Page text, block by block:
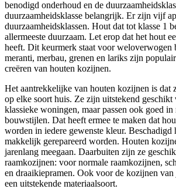
benodigd onderhoud en de
duurzaamheidsklasse belangrijk. Er zijn vijf
duurzaamheidsklassen. Hout dat tot klasse 1
allermeeste duurzaam. Let erop dat het hout
heeft. Dit keurmerk staat voor weloverwogen
meranti, merbau, grenen en lariks zijn
creëren van houten kozijnen.
Het aantrekkelijke van houten kozijnen is dat
op elke soort huis. Ze zijn uitstekend
klassieke woningen, maar passen ook goed in
bouwstijlen. Dat heeft ermee te maken dat
worden in iedere gewenste kleur. Beschadigd
makkelijk gerepareerd worden. Houten
jarenlang meegaan. Daarbuiten zijn ze
raamkozijnen: voor normale raamkozijnen,
en draaikiepramen. Ook voor de kozijnen
een uitstekende materiaalsoort.